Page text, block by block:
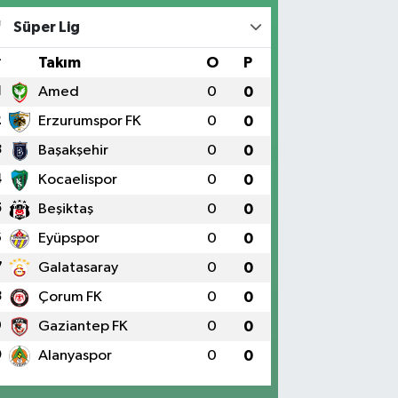
Süper Lig
Takım O P
Amed 0 0
Erzurumspor FK 0 0
Başakşehir 0 0
Kocaelispor 0 0
Beşiktaş 0 0
Eyüpspor 0 0
Galatasaray 0 0
Çorum FK 0 0
Gaziantep FK 0 0
Alanyaspor 0 0